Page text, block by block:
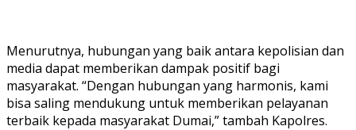
Menurutnya, hubungan yang baik antara kepolisian dan
media dapat memberikan dampak positif bagi
masyarakat. “Dengan hubungan yang harmonis, kami
bisa saling mendukung untuk memberikan pelayanan
terbaik kepada masyarakat Dumai,” tambah Kapolres.